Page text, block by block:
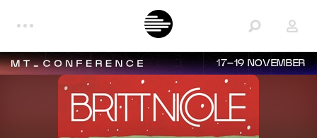
17–19 NOVEMBER